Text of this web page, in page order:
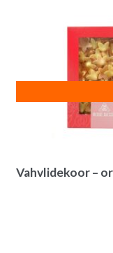
Vahvlidekoor –